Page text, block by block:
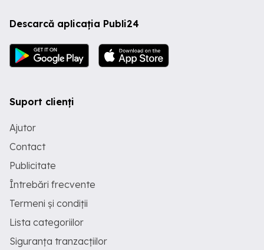
Descarcă aplicația Publi24
Suport clienți
Ajutor
Contact
Publicitate
Întrebări frecvente
Termeni și condiții
Lista categoriilor
Siguranța tranzacțiilor